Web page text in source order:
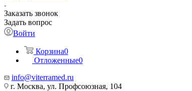
Заказать звонок
Задать вопрос
Войти
Корзина0
Отложенные0
info@viterramed.ru
г. Москва, ул. Профсоюзная, 104